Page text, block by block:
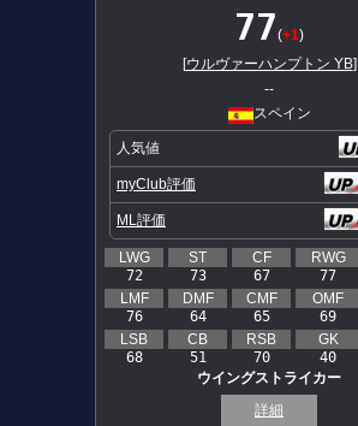
77(+1)
[ウルヴァーハンプトン YB]
--
スペイン
人気値
myClub評価
ML評価
LWG
72
ST
73
CF
67
RWG
77
LMF
76
DMF
64
CMF
65
OMF
69
LSB
68
CB
51
RSB
70
GK
40
ウイングストライカー
詳細